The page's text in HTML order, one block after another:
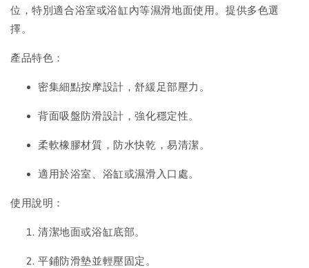
位，特別適合浴室或浴缸內等濕滑地面使用。提供多色選
擇。
產品特色：
密集細點按摩設計，舒緩足部壓力。
背面吸盤防滑設計，強化穩定性。
柔軟橡膠材質，防水快乾，易清潔。
適用於浴室、浴缸或濕滑入口處。
使用說明：
清潔地面或浴缸底部。
平鋪防滑墊並輕壓固定。